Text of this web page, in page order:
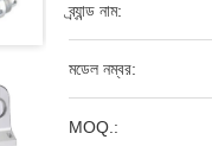
ব্র্যান্ড নাম:
মডেল নম্বর:
MOQ.: